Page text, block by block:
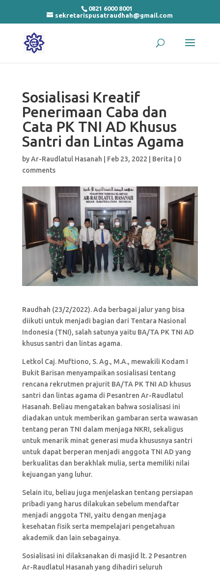
0821 6000 8001
sekretarispusatraudhah@gmail.com
Sosialisasi Kreatif
Penerimaan Caba dan
Cata PK TNI AD Khusus
Santri dan Lintas Agama
byAr-Raudlatul Hasanah Feb 23, 2022 Berita
0
comments
Raudhah (23/2/2022). Ada berbagai jalur yang bisa
diikuti untuk menjadi bagian dari Tentara Nasional
Indonesia (TNI), salah satunya yaitu BA/TA PK TNI AD
khusus santri dan lintas agama.
Letkol Caj. Muftiono, S. Ag., M.A., mewakili Kodam I
Bukit Barisan menyampaikan sosialisasi tentang
rencana rekrutmen prajurit BA/TA PK TNI AD khusus
santri dan lintas agama di Pesantren Ar-Raudlatul
Hasanah. Beliau mengatakan bahwa sosialisasi ini
diadakan untuk memberikan gambaran serta wawasan
tentang peran TNI dalam menjaga NKRI, sekaligus
untuk menarik minat generasi muda khususnya santri
untuk dapat berperan menjadi anggota TNI AD yang
berkualitas dan berakhlak mulia, serta memiliki nilai
kejuangan yang luhur.
Selain itu, beliau juga menjelaskan tentang persiapan
pribadi yang harus dilakukan sebelum mendaftar
menjadi anggota TNI, yaitu dengan menjaga
kesehatan fisik serta mempelajari pengetahuan
akademik dan lain sebagainya.
Sosialisasi ini dilaksanakan di masjid lt. 2 Pesantren
Ar-Raudlatul Hasanah yang dihadiri seluruh